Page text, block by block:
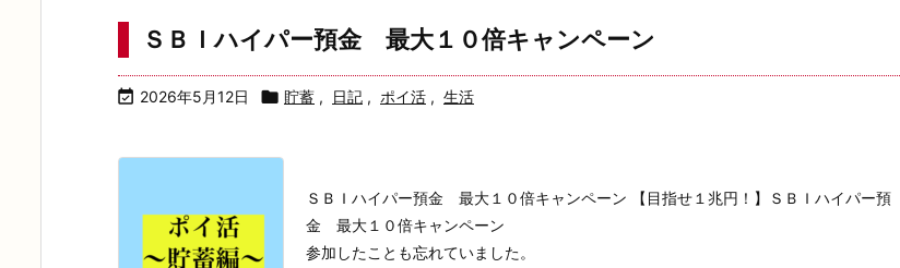
ＳＢＩハイパー預金 最大１０倍キャンペーン
 2026年5月12日  貯蓄 , 日記 , ポイ活 , 生活
ＳＢＩハイパー預金 最大１０倍キャンペーン 【目指せ１兆円！】ＳＢＩハイパー預
金 最大１０倍キャンペーン
参加したことも忘れていました。